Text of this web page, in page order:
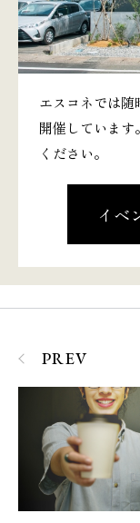
エスコネでは随
開催しています
ください。
イベ
PREV